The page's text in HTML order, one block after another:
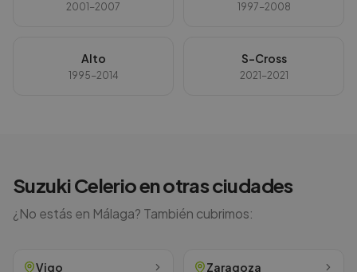
2001-2007 1997-2008
Alto
1995-2014
S-Cross
2021-2021
SuzukiCelerioen otras ciudades
¿No estás en Málaga? También cubrimos:
Vigo Zaragoza